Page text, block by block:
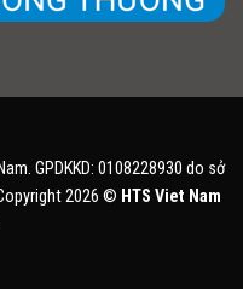
GPDKKD: 0108228930 do sở
2026 © HTS Viet Nam